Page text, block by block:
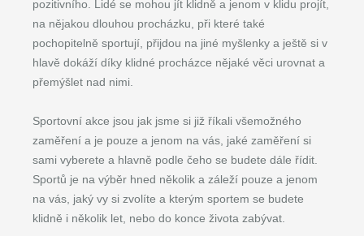
pozitivního. Lidé se mohou jít klidně a jenom v klidu projít,
na nějakou dlouhou procházku, při které také
pochopitelně sportují, přijdou na jiné myšlenky a ještě si v
hlavě dokáží díky klidné procházce nějaké věci urovnat a
přemýšlet nad nimi.
Sportovní akce jsou jak jsme si již říkali všemožného
zaměření a je pouze a jenom na vás, jaké zaměření si
sami vyberete a hlavně podle čeho se budete dále řídit.
Sportů je na výběr hned několik a záleží pouze a jenom
na vás, jaký vy si zvolíte a kterým sportem se budete
klidně i několik let, nebo do konce života zabývat.